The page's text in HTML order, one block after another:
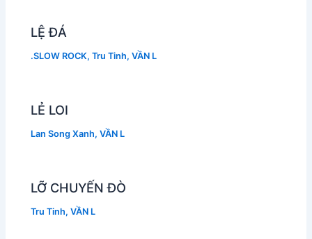
LỆ ĐÁ
.SLOW ROCK,Tru Tinh,VẦN L
LẺ LOI
Lan Song Xanh,VẦN L
LỠ CHUYẾN ĐÒ
Tru Tinh,VẦN L